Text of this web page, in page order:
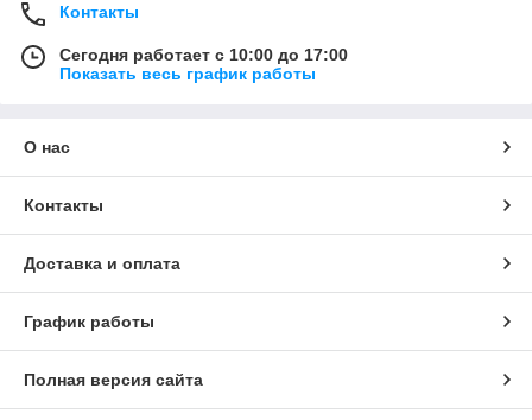
Контакты
Сегодня работает с 10:00 до 17:00
Показать весь график работы
О нас
Контакты
Доставка и оплата
График работы
Полная версия сайта